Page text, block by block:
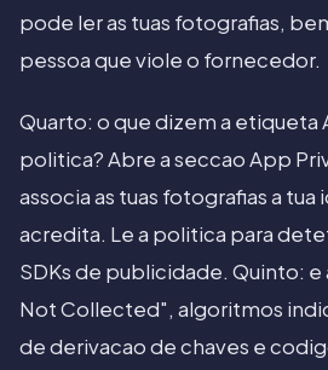
pode ler as tuas fotografias,
pessoa que viole o fornecedor.
Quarto: o que dizem a etiqueta
politica? Abre a seccao App
associa as tuas fotografias a
acredita. Le a politica para
SDKs de publicidade. Quinto: e
Not Collected", algoritmos
de derivacao de chaves e